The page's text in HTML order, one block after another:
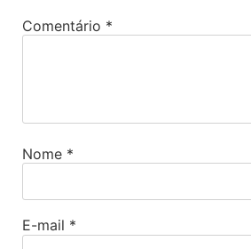
Comentário *
Nome *
E-mail *